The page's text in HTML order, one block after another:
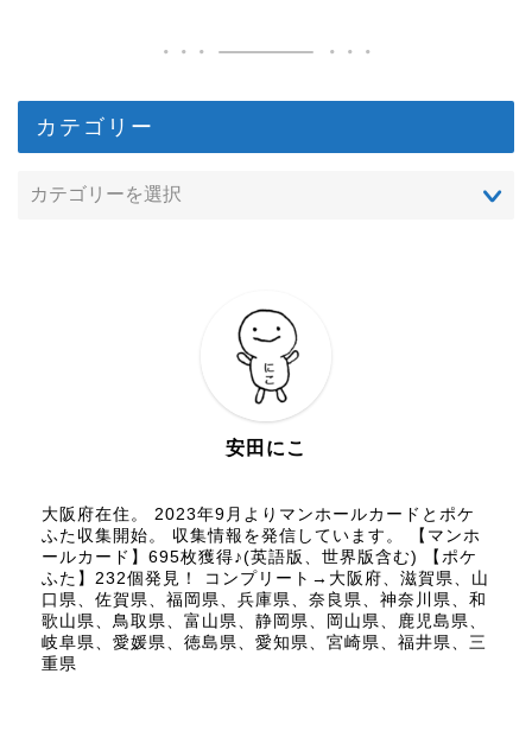
カテゴリー
安田にこ
大阪府在住。 2023年9月よりマンホールカードとポケ
ふた収集開始。 収集情報を発信しています。 【マンホ
ールカード】695枚獲得♪(英語版、世界版含む) 【ポケ
ふた】232個発見！ コンプリート→大阪府、滋賀県、山
口県、佐賀県、福岡県、兵庫県、奈良県、神奈川県、和
歌山県、鳥取県、富山県、静岡県、岡山県、鹿児島県、
岐阜県、愛媛県、徳島県、愛知県、宮崎県、福井県、三
重県